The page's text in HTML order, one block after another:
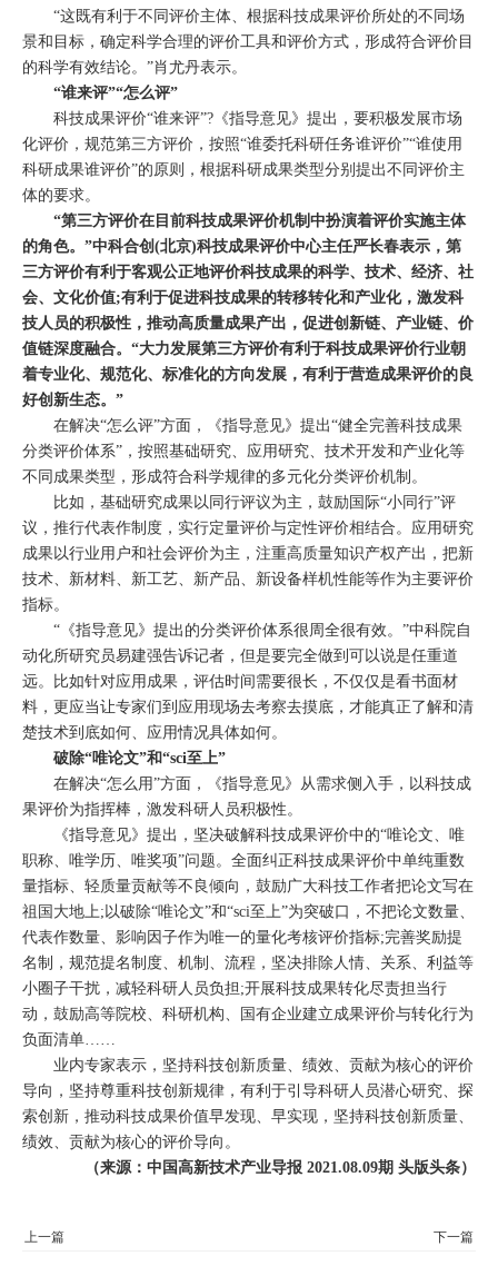
“这既有利于不同评价主体、根据科技成果评价所处的不同场
景和目标，确定科学合理的评价工具和评价方式，形成符合评价目
的科学有效结论。”肖尤丹表示。
“谁来评”“怎么评”
科技成果评价“谁来评”?《指导意见》提出，要积极发展市场
化评价，规范第三方评价，按照“谁委托科研任务谁评价”“谁使用
科研成果谁评价”的原则，根据科研成果类型分别提出不同评价主
体的要求。
“第三方评价在目前科技成果评价机制中扮演着评价实施主体
的角色。”中科合创(北京)科技成果评价中心主任严长春表示，第
三方评价有利于客观公正地评价科技成果的科学、技术、经济、社
会、文化价值;有利于促进科技成果的转移转化和产业化，激发科
技人员的积极性，推动高质量成果产出，促进创新链、产业链、价
值链深度融合。“大力发展第三方评价有利于科技成果评价行业朝
着专业化、规范化、标准化的方向发展，有利于营造成果评价的良
好创新生态。”
在解决“怎么评”方面，《指导意见》提出“健全完善科技成果
分类评价体系”，按照基础研究、应用研究、技术开发和产业化等
不同成果类型，形成符合科学规律的多元化分类评价机制。
比如，基础研究成果以同行评议为主，鼓励国际“小同行”评
议，推行代表作制度，实行定量评价与定性评价相结合。应用研究
成果以行业用户和社会评价为主，注重高质量知识产权产出，把新
技术、新材料、新工艺、新产品、新设备样机性能等作为主要评价
指标。
“《指导意见》提出的分类评价体系很周全很有效。”中科院自
动化所研究员易建强告诉记者，但是要完全做到可以说是任重道
远。比如针对应用成果，评估时间需要很长，不仅仅是看书面材
料，更应当让专家们到应用现场去考察去摸底，才能真正了解和清
楚技术到底如何、应用情况具体如何。
破除“唯论文”和“sci至上”
在解决“怎么用”方面，《指导意见》从需求侧入手，以科技成
果评价为指挥棒，激发科研人员积极性。
《指导意见》提出，坚决破解科技成果评价中的“唯论文、唯
职称、唯学历、唯奖项”问题。全面纠正科技成果评价中单纯重数
量指标、轻质量贡献等不良倾向，鼓励广大科技工作者把论文写在
祖国大地上;以破除“唯论文”和“sci至上”为突破口，不把论文数量、
代表作数量、影响因子作为唯一的量化考核评价指标;完善奖励提
名制，规范提名制度、机制、流程，坚决排除人情、关系、利益等
小圈子干扰，减轻科研人员负担;开展科技成果转化尽责担当行
动，鼓励高等院校、科研机构、国有企业建立成果评价与转化行为
负面清单……
业内专家表示，坚持科技创新质量、绩效、贡献为核心的评价
导向，坚持尊重科技创新规律，有利于引导科研人员潜心研究、探
索创新，推动科技成果价值早发现、早实现，坚持科技创新质量、
绩效、贡献为核心的评价导向。
（来源：中国高新技术产业导报 2021.08.09期 头版头条）